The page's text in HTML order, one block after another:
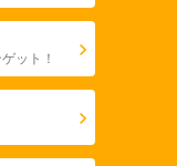
ット！